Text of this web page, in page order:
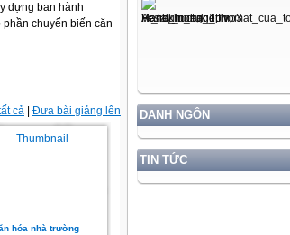
DANH NGÔN
TIN TỨC
dựng ban hành
chuyển biến căn
cả | Đưa bài giảng lên
hóa nhà trường